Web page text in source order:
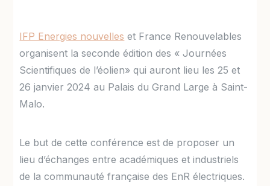
IFP Energies nouvelles et France Renouvelables
organisent la seconde édition des « Journées
Scientifiques de l’éolien» qui auront lieu les 25 et
26 janvier 2024 au Palais du Grand Large à Saint-
Malo.
Le but de cette conférence est de proposer un
lieu d’échanges entre académiques et industriels
de la communauté française des EnR électriques.